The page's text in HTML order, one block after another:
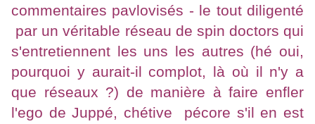
commentaires pavlovisés - le tout diligenté
par un véritable réseau de spin doctors qui
s'entretiennent les uns les autres (hé oui,
pourquoi y aurait-il complot, là où il n'y a
que réseaux ?) de manière à faire enfler
l'ego de Juppé, chétive pécore s'il en est